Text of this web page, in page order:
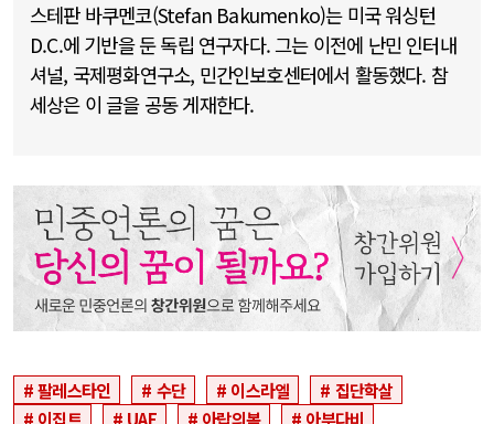
스테판 바쿠멘코(Stefan Bakumenko)는 미국 워싱턴
D.C.에 기반을 둔 독립 연구자다. 그는 이전에 난민 인터내
셔널, 국제평화연구소, 민간인보호센터에서 활동했다. 참
세상은 이 글을 공동 게재한다.
팔레스타인 수단 이스라엘
집단학살
이집트
UAE 아랍의봄 아부다비